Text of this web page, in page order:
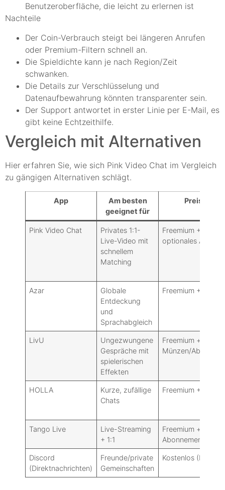
Benutzeroberfläche, die leicht zu erlernen ist
Nachteile
Der Coin-Verbrauch steigt bei längeren Anrufen
oder Premium-Filtern schnell an.
Die Spieldichte kann je nach Region/Zeit
schwanken.
Die Details zur Verschlüsselung und
Datenaufbewahrung könnten transparenter sein.
Der Support antwortet in erster Linie per E-Mail, es
gibt keine Echtzeithilfe.
Vergleich mit Alternativen
Hier erfahren Sie, wie sich Pink Video Chat im Vergleich
zu gängigen Alternativen schlägt.
App
Am besten
geeignet für
Pink Video Chat
Privates 1:1-
Live-Video mit
schnellem
Matching
Freemium +
optionales
Azar
Globale
Entdeckung
und
Sprachabgleich
Freemium +
LivU
Ungezwungene
Gespräche mit
spielerischen
Effekten
Freemium +
Münzen/
HOLLA
Kurze, zufällige
Chats
Freemium +
Tango Live
Live-Streaming
+ 1:1
Freemium +
Abonnements/
Discord
(Direktnachrichten)
Freunde/private
Gemeinschaften
Kostenlos (Nitro